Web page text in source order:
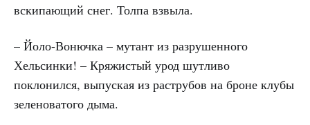
вскипающий снег. Толпа взвыла.
– Йоло-Вонючка – мутант из разрушенного
Хельсинки! – Кряжистый урод шутливо
поклонился, выпуская из раструбов на броне клубы
зеленоватого дыма.